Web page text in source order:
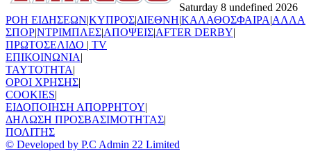
Saturday 8 undefined 2026
ΡΟΗ ΕΙΔΗΣΕΩΝ|ΚΥΠΡΟΣ|ΔΙΕΘΝΗ|ΚΑΛΑΘΟΣΦΑΙΡΑ|ΑΛΛΑ
ΣΠΟΡ|ΝΤΡΙΜΠΛΕΣ|ΑΠΟΨΕΙΣ|AFTER DERBY|
ΠΡΩΤΟΣΕΛΙΔΟ | TV
ΕΠΙΚΟΙΝΩΝΙΑ|
TAYTOTHTA|
ΟΡΟΙ ΧΡΗΣΗΣ|
COOKIES|
ΕΙΔΟΠΟΙΗΣΗ ΑΠΟΡΡΗΤΟΥ|
ΔΗΛΩΣΗ ΠΡΟΣΒΑΣΙΜΟΤΗΤΑΣ|
ΠΟΛΙΤΗΣ
© Developed by P.C Admin 22 Limited